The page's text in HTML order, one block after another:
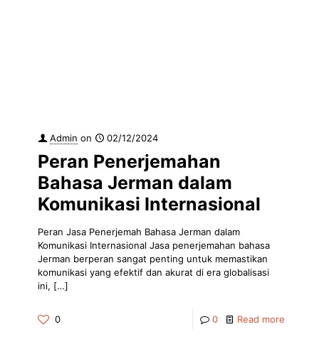
Admin on 02/12/2024
Peran Penerjemahan
Bahasa Jerman dalam
Komunikasi Internasional
Peran Jasa Penerjemah Bahasa Jerman dalam
Komunikasi Internasional Jasa penerjemahan bahasa
Jerman berperan sangat penting untuk memastikan
komunikasi yang efektif dan akurat di era globalisasi
ini, […]
0 0 Read more